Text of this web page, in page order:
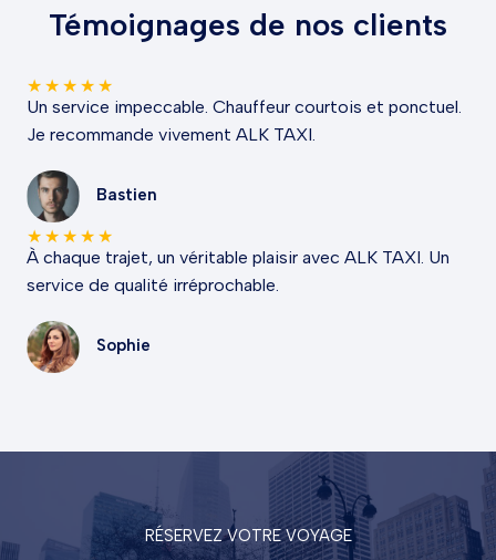
Témoignages de nos clients
★ ★ ★ ★ ★
Un service impeccable. Chauffeur courtois et ponctuel.
Je recommande vivement ALK TAXI.
Bastien
★ ★ ★ ★ ★
À chaque trajet, un véritable plaisir avec ALK TAXI. Un
service de qualité irréprochable.
Sophie
RÉSERVEZ VOTRE VOYAGE